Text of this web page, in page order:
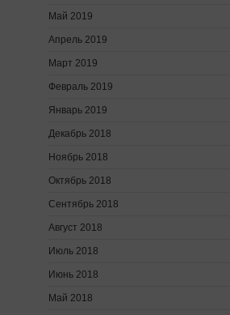
Май 2019
Апрель 2019
Март 2019
Февраль 2019
Январь 2019
Декабрь 2018
Ноябрь 2018
Октябрь 2018
Сентябрь 2018
Август 2018
Июль 2018
Июнь 2018
Май 2018